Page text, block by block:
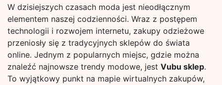
W dzisiejszych czasach moda jest nieodłącznym
elementem naszej codzienności. Wraz z postępem
technologii i rozwojem internetu, zakupy odzieżowe
przeniosły się z tradycyjnych sklepów do świata
online. Jednym z popularnych miejsc, gdzie można
znaleźć najnowsze trendy modowe, jest Vubu sklep.
To wyjątkowy punkt na mapie wirtualnych zakupów,